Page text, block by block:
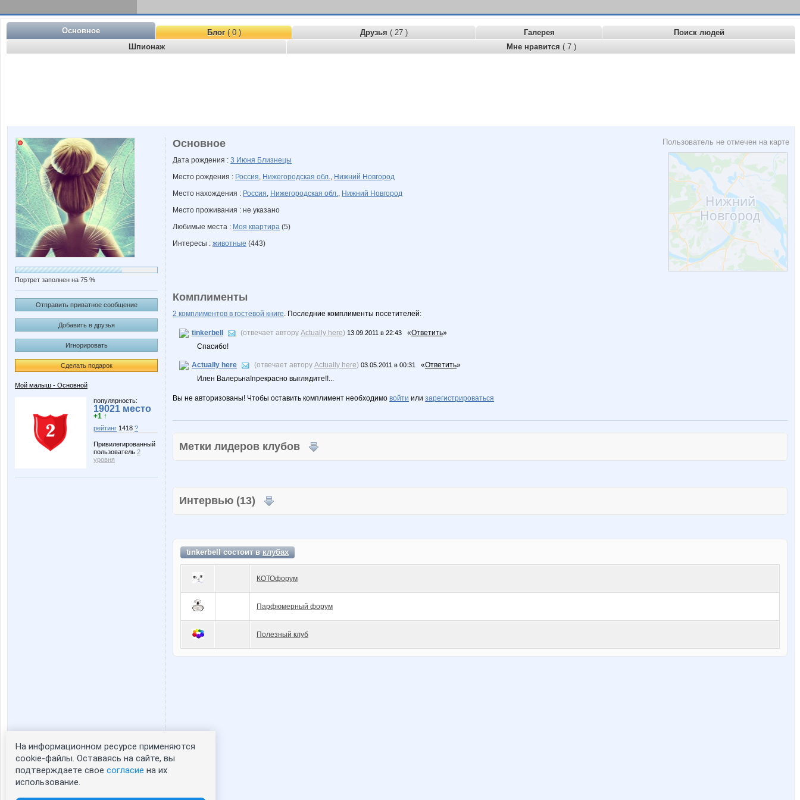
Основное Блог( 0 ) Друзья ( 27 ) Галерея
Поиск людей
Шпионаж
Мне нравится ( 7 )
Портрет заполнен на 75 %
Отправить приватное сообщение
Добавить в друзья
Игнорировать
Сделать подарок
Мой малыш - Основной
популярность:
19021 место
+1 ↑
рейтинг 1418 ?
Привилегированный
пользователь 2
уровня
Статистика портрета:
сейчас просматривают портрет - 0
зарегистрированные пользователи
Пользователь не отмечен на карте
Основное
Дата рождения : 3 Июня Близнецы
Место рождения : Россия, Нижегородская обл., Нижний Новгород
Место нахождения : Россия, Нижегородская обл., Нижний Новгород
Место проживания : не указано
Любимые места : Моя квартира (5)
Интересы : животные (443)
Комплименты
2 комплиментов в гостевой книге. Последние комплименты посетителей:
tinkerbell (отвечает автору Actually here) 13.09.2011 в 22:43 «Ответить»
Спасибо!
Actually here (отвечает автору Actually here) 03.05.2011 в 00:31 «Ответить»
Илен Валерьна!прекрасно выглядите!!...
Вы не авторизованы! Чтобы оставить комплимент необходимо войти или зарегистрироваться
Метки лидеров клубов
Интервью (13)
tinkerbell состоит вклубах
КОТОфорум
Парфюмерный форум
Полезный клуб
На информационном ресурсе применяются
cookie-файлы. Оставаясь на сайте, вы
подтверждаете свое согласие на их
использование.